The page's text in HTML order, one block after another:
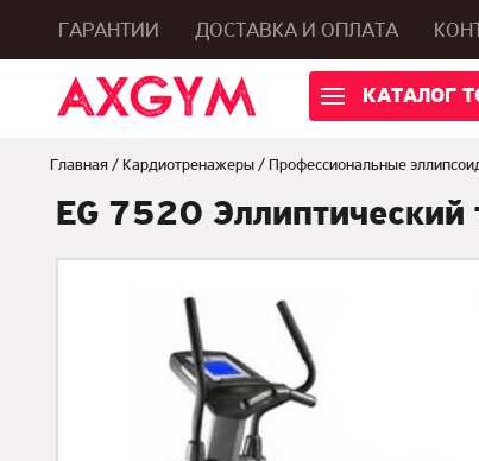
ГАРАНТИИ ДОСТАВКА И ОПЛАТА
КАТАЛОГ
Главная / Кардиотренажеры / Профессиональные
EG 7520 Эллиптический